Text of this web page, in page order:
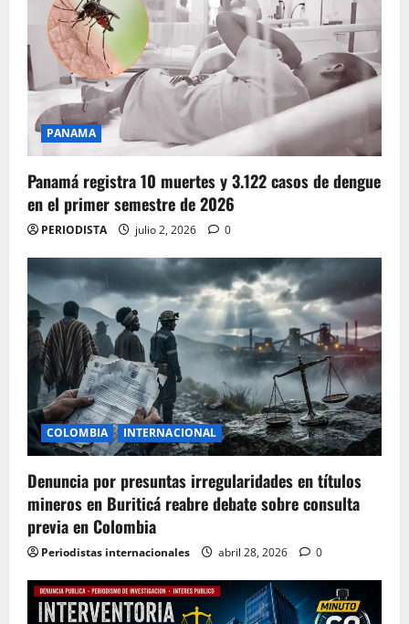
PANAMA
Panamá registra 10 muertes y 3.122 casos de dengue
en el primer semestre de 2026
PERIODISTA julio 2, 2026 0
COLOMBIA INTERNACIONAL
Denuncia por presuntas irregularidades en títulos
mineros en Buriticá reabre debate sobre consulta
previa en Colombia
Periodistas internacionales abril 28, 2026 0